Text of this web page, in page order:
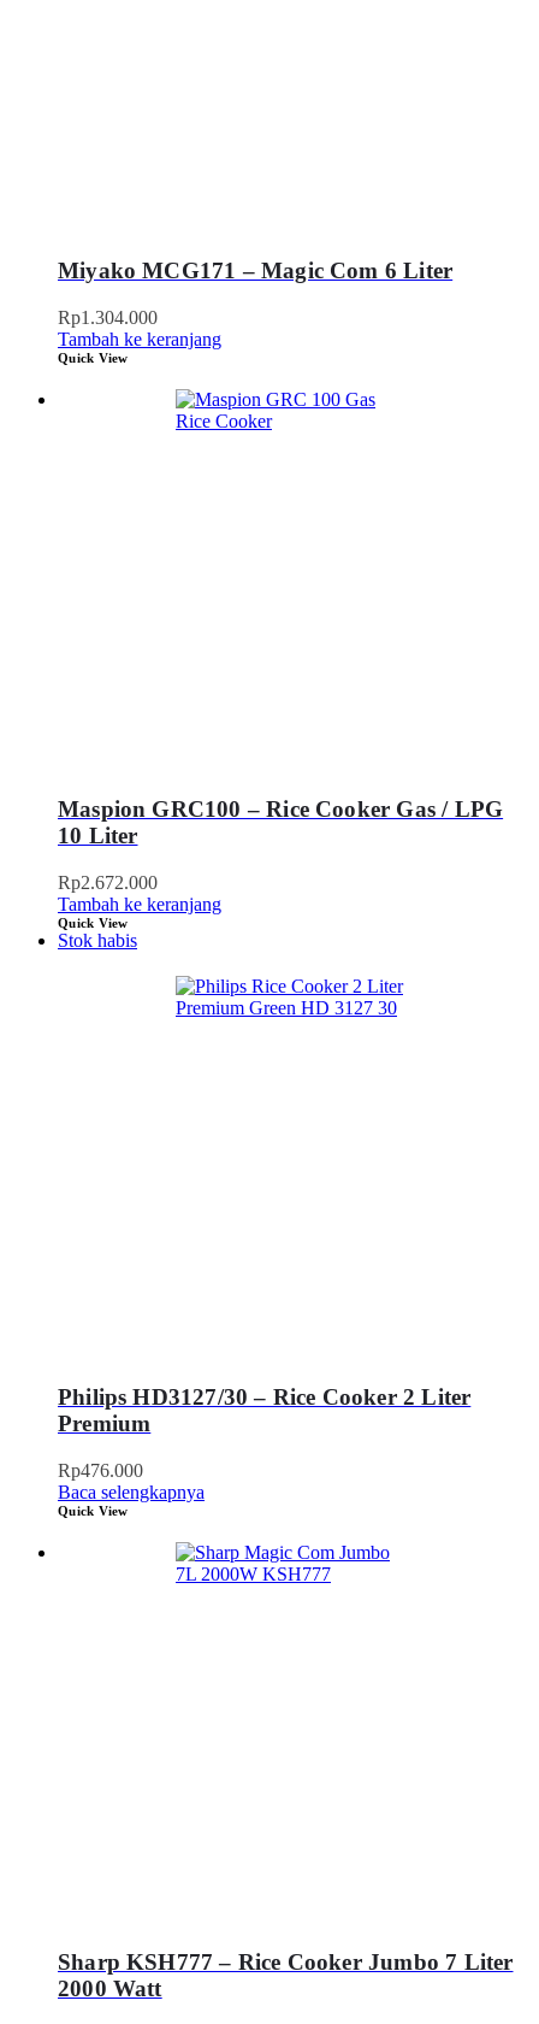
Miyako MCG171 – Magic Com 6 Liter
Rp1.304.000
Tambah ke keranjang
Quick View
Maspion GRC100 – Rice Cooker Gas / LPG
10 Liter
Rp2.672.000
Tambah ke keranjang
Quick View
Stok habis
Philips HD3127/30 – Rice Cooker 2 Liter
Premium
Rp476.000
Baca selengkapnya
Quick View
Sharp KSH777 – Rice Cooker Jumbo 7 Liter
2000 Watt